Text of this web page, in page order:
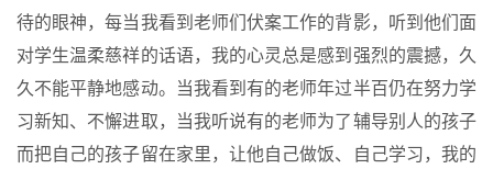
待的眼神，每当我看到老师们伏案工作的背影，听到他们面
对学生温柔慈祥的话语，我的心灵总是感到强烈的震撼，久
久不能平静地感动。当我看到有的老师年过半百仍在努力学
习新知、不懈进取，当我听说有的老师为了辅导别人的孩子
而把自己的孩子留在家里，让他自己做饭、自己学习，我的